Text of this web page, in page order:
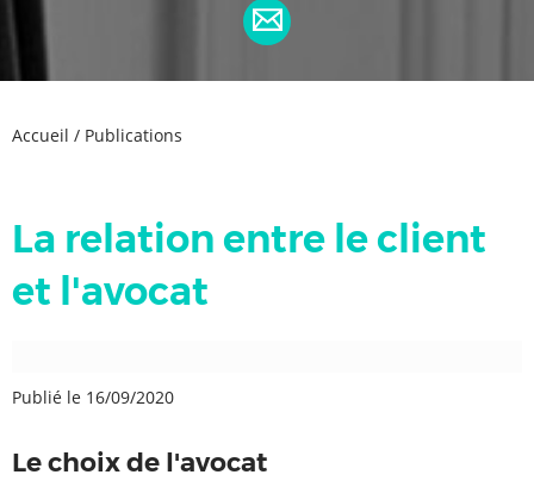
Accueil / Publications
La relation entre le client
et l'avocat
Publié le 16/09/2020
Le choix de l'avocat